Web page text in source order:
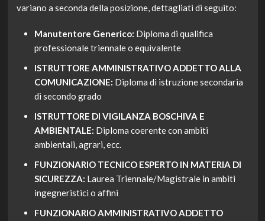
variano a seconda della posizione, dettagliati di seguito:
Manutentore Generico: Diploma di qualifica
professionale triennale o equivalente
ISTRUTTORE AMMINISTRATIVO ADDETTO ALLA
COMUNICAZIONE: Diploma di istruzione secondaria
di secondo grado
ISTRUTTORE DI VIGILANZA BOSCHIVA E
AMBIENTALE: Diploma coerente con ambiti
ambientali, agrari, ecc.
FUNZIONARIO TECNICO ESPERTO IN MATERIA DI
SICUREZZA: Laurea Triennale/Magistrale in ambiti
ingegneristici o affini
FUNZIONARIO AMMINISTRATIVO ADDETTO